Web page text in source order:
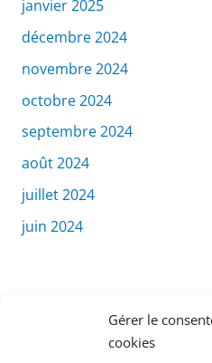
Gérer le
cookies
janvier 2025
décembre 2024
novembre 2024
octobre 2024
septembre 2024
août 2024
juillet 2024
juin 2024
Catégories